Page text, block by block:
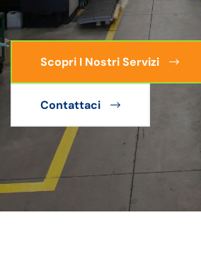
Scopri I Nostri Servizi
Contattaci